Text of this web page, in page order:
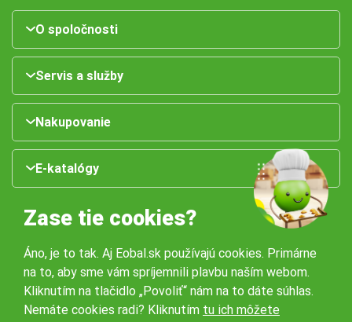
O spoločnosti
Servis a služby
Nakupovanie
E-katalógy
Naše pobočky:
Zase tie cookies?
Áno, je to tak. Aj Eobal.sk používajú cookies. Primárne
na to, aby sme vám spríjemnili plavbu naším webom.
Kliknutím na tlačidlo „Povoliť“ nám na to dáte súhlas.
Nemáte cookies radi? Kliknutím tu ich môžete